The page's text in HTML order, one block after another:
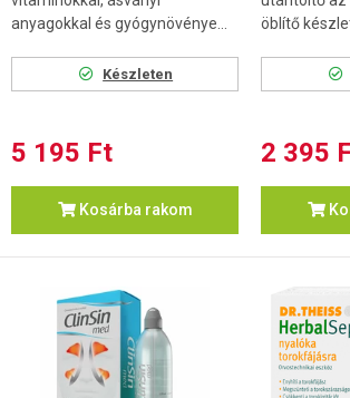
anyagokkal és gyógynövénye...
Készleten
5 195 Ft
Kosárba rakom
öblítő
2 395